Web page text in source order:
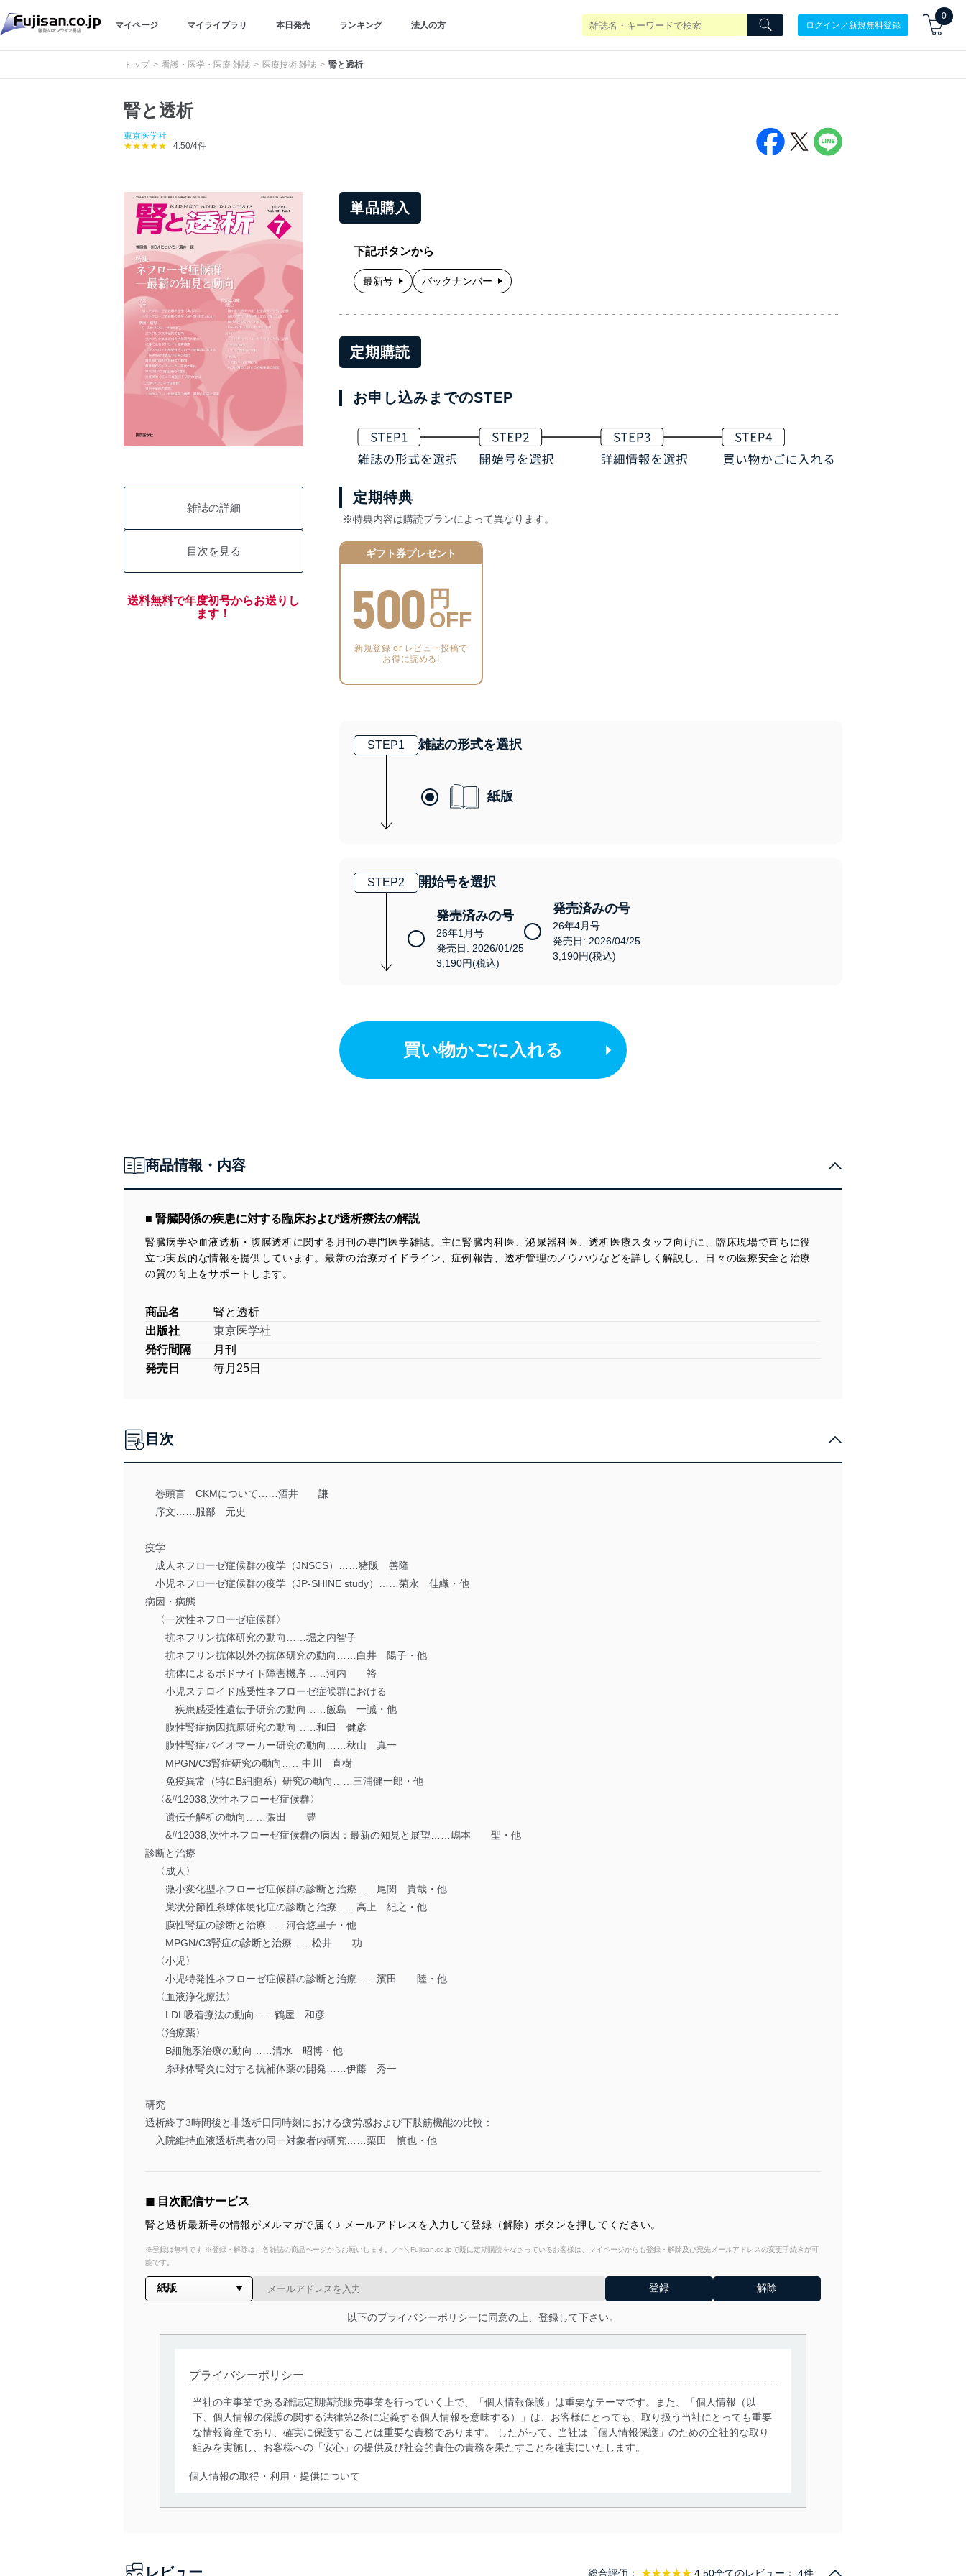
マイページ マイライブラリ 本日発売 ランキング 法人の方 ログイン／新規無料登録
0
トップ 看護・医学・医療 雑誌 医療技術 雑誌 腎と透析
腎と透析
東京医学社
★★★★★
4.50/4件
雑誌の詳細
目次を見る
送料無料で年度初号からお送りし
ます！
単品購入
下記ボタンから
最新号 バックナンバー
定期購読
お申し込みまでのSTEP
定期特典
※特典内容は購読プランによって異なります。
ギフト券プレゼント
500 円
OFF
新規登録 or レビュー投稿で
お得に読める!
STEP1 雑誌の形式を選択
紙版
STEP2 開始号を選択
発売済みの号
26年1月号
発売日: 2026/01/25
3,190円(税込)
発売済みの号
26年4月号
発売日: 2026/04/25
3,190円(税込)
買い物かごに入れる
商品情報・内容
■ 腎臓関係の疾患に対する臨床および透析療法の解説
腎臓病学や血液透析・腹膜透析に関する月刊の専門医学雑誌。主に腎臓内科医、泌尿器科医、透析医療スタッフ向けに、臨床現場で直ちに役
立つ実践的な情報を提供しています。最新の治療ガイドライン、症例報告、透析管理のノウハウなどを詳しく解説し、日々の医療安全と治療
の質の向上をサポートします。
商品名
腎と透析
出版社
東京医学社
発行間隔
月刊
発売日
毎月25日
目次
巻頭言 CKMについて……酒井 謙
序文……服部 元史
疫学
成人ネフローゼ症候群の疫学（JNSCS）……猪阪 善隆
小児ネフローゼ症候群の疫学（JP-SHINE study）……菊永 佳織・他
病因・病態
〈一次性ネフローゼ症候群〉
抗ネフリン抗体研究の動向……堀之内智子
抗ネフリン抗体以外の抗体研究の動向……白井 陽子・他
抗体によるポドサイト障害機序……河内 裕
小児ステロイド感受性ネフローゼ症候群における
疾患感受性遺伝子研究の動向……飯島 一誠・他
膜性腎症病因抗原研究の動向……和田 健彦
膜性腎症バイオマーカー研究の動向……秋山 真一
MPGN/C3腎症研究の動向……中川 直樹
免疫異常（特にB細胞系）研究の動向……三浦健一郎・他
〈&#12038;次性ネフローゼ症候群〉
遺伝子解析の動向……張田 豊
&#12038;次性ネフローゼ症候群の病因：最新の知見と展望……嶋本 聖・他
診断と治療
〈成人〉
微小変化型ネフローゼ症候群の診断と治療……尾関 貴哉・他
巣状分節性糸球体硬化症の診断と治療……高上 紀之・他
膜性腎症の診断と治療……河合悠里子・他
MPGN/C3腎症の診断と治療……松井 功
〈小児〉
小児特発性ネフローゼ症候群の診断と治療……濱田 陸・他
〈血液浄化療法〉
LDL吸着療法の動向……鶴屋 和彦
〈治療薬〉
B細胞系治療の動向……清水 昭博・他
糸球体腎炎に対する抗補体薬の開発……伊藤 秀一
研究
透析終了3時間後と非透析日同時刻における疲労感および下肢筋機能の比較：
入院維持血液透析患者の同一対象者内研究……栗田 慎也・他
◼︎ 目次配信サービス
腎と透析最新号の情報がメルマガで届く♪ メールアドレスを入力して登録（解除）ボタンを押してください。
※登録は無料です ※登録・解除は、各雑誌の商品ページからお願いします。／~＼Fujisan.co.jpで既に定期購読をなさっているお客様は、マイページからも登録・解除及び宛先メールアドレスの変更手続きが可
能です。
以下のプライバシーポリシーに同意の上、登録して下さい。
プライバシーポリシー
当社の主事業である雑誌定期購読販売事業を行っていく上で、「個人情報保護」は重要なテーマです。また、「個人情報（以
下、個人情報の保護の関する法律第2条に定義する個人情報を意味する）」は、お客様にとっても、取り扱う当社にとっても重要
な情報資産であり、確実に保護することは重要な責務であります。 したがって、当社は「個人情報保護」のための全社的な取り
組みを実施し、お客様への「安心」の提供及び社会的責任の責務を果たすことを確実にいたします。
個人情報の取得・利用・提供について
当社は、個人情報の取得・利用・提供に際して、その利用目的を明確にし、本人の同意を得たうえで利用目的の達成に必要な範
レビュー 総合評価： ★★★★★ 4.50全てのレビュー： 4件